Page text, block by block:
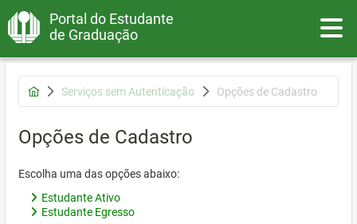
Portal do Estudante
de Graduação
Serviços sem Autenticação Opções de Cadastro
Opções de Cadastro
Escolha uma das opções abaixo:
Estudante Ativo
Estudante Egresso